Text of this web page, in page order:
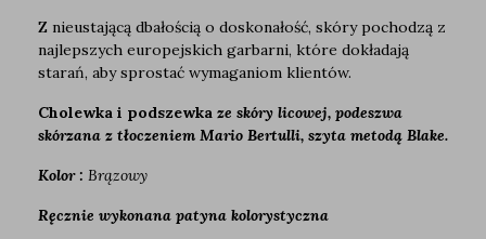
Z nieustającą dbałością o doskonałość, skóry pochodzą z
najlepszych europejskich garbarni, które dokładają
starań, aby sprostać wymaganiom klientów.
Cholewka i podszewka ze skóry licowej, podeszwa
skórzana z tłoczeniem Mario Bertulli, szyta metodą Blake.
Kolor : Brązowy
Ręcznie wykonana patyna kolorystyczna